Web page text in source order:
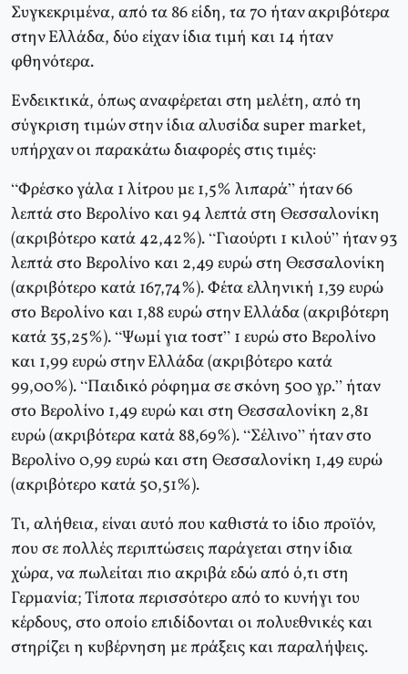
Συγκεκριμένα, από τα 86 είδη, τα 70 ήταν ακριβότερα
στην Ελλάδα, δύο είχαν ίδια τιμή και 14 ήταν
φθηνότερα.
Ενδεικτικά, όπως αναφέρεται στη μελέτη, από τη
σύγκριση τιμών στην ίδια αλυσίδα super market,
υπήρχαν οι παρακάτω διαφορές στις τιμές:
“Φρέσκο γάλα 1 λίτρου με 1,5% λιπαρά” ήταν 66
λεπτά στο Βερολίνο και 94 λεπτά στη Θεσσαλονίκη
(ακριβότερο κατά 42,42%). “Γιαούρτι 1 κιλού” ήταν 93
λεπτά στο Βερολίνο και 2,49 ευρώ στη Θεσσαλονίκη
(ακριβότερο κατά 167,74%). Φέτα ελληνική 1,39 ευρώ
στο Βερολίνο και 1,88 ευρώ στην Ελλάδα (ακριβότερη
κατά 35,25%). “Ψωμί για τοστ” 1 ευρώ στο Βερολίνο
και 1,99 ευρώ στην Ελλάδα (ακριβότερο κατά
99,00%). “Παιδικό ρόφημα σε σκόνη 500 γρ.” ήταν
στο Βερολίνο 1,49 ευρώ και στη Θεσσαλονίκη 2,81
ευρώ (ακριβότερα κατά 88,69%). “Σέλινο” ήταν στο
Βερολίνο 0,99 ευρώ και στη Θεσσαλονίκη 1,49 ευρώ
(ακριβότερο κατά 50,51%).
Τι, αλήθεια, είναι αυτό που καθιστά το ίδιο προϊόν,
που σε πολλές περιπτώσεις παράγεται στην ίδια
χώρα, να πωλείται πιο ακριβά εδώ από ό,τι στη
Γερμανία; Τίποτα περισσότερο από το κυνήγι του
κέρδους, στο οποίο επιδίδονται οι πολυεθνικές και
στηρίζει η κυβέρνηση με πράξεις και παραλήψεις.